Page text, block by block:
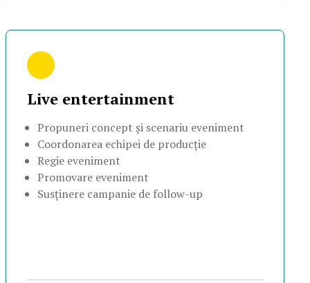
Live entertainment
Propuneri concept și scenariu eveniment
Coordonarea echipei de producție
Regie eveniment
Promovare eveniment
Susținere campanie de follow-up